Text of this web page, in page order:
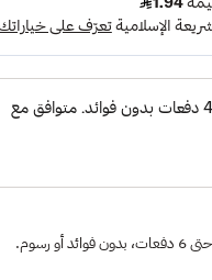
قسم دفعاتك بطريقة ميسرة إلى 4 وحتى 6 دفعات، بدون فوائد أو رسوم.